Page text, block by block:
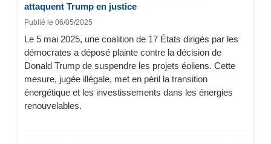
attaquent Trump en justice
Publié le 06/05/2025
Le 5 mai 2025, une coalition de 17 États dirigés par les
démocrates a déposé plainte contre la décision de
Donald Trump de suspendre les projets éoliens. Cette
mesure, jugée illégale, met en péril la transition
énergétique et les investissements dans les énergies
renouvelables.